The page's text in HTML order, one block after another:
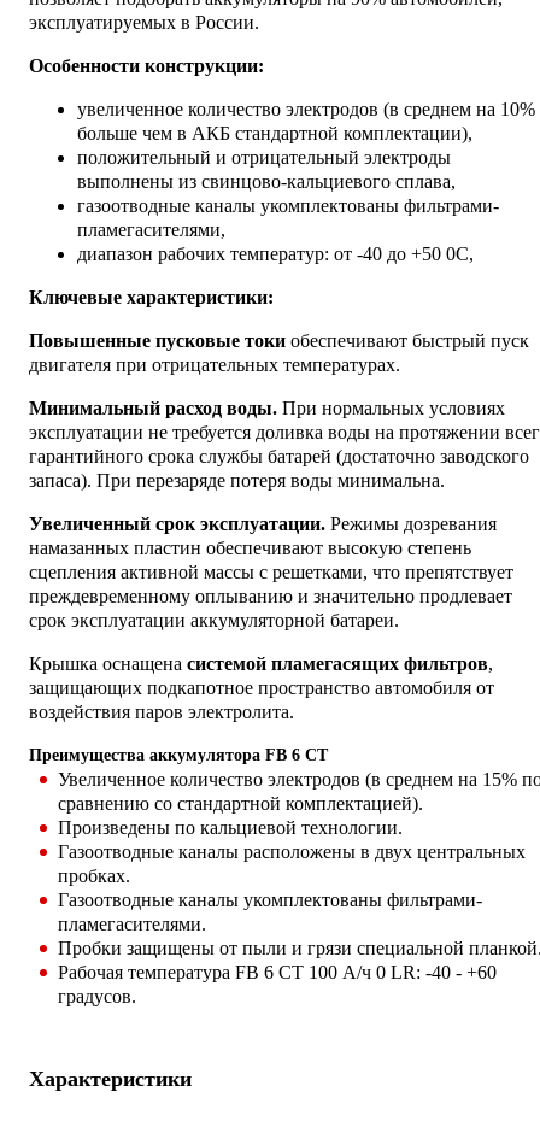
эксплуатируемых в России.
Особенности конструкции:
увеличенное количество электродов (в среднем на 10%
больше чем в АКБ стандартной комплектации),
положительный и отрицательный электроды
выполнены из свинцово-кальциевого сплава,
газоотводные каналы укомплектованы фильтрами-
пламегасителями,
диапазон рабочих температур: от -40 до +50 0С,
Ключевые характеристики:
Повышенные пусковые токи обеспечивают быстрый пуск
двигателя при отрицательных температурах.
Минимальный расход воды. При нормальных условиях
эксплуатации не требуется доливка воды на протяжении
гарантийного срока службы батарей (достаточно заводского
запаса). При перезаряде потеря воды минимальна.
Увеличенный срок эксплуатации. Режимы дозревания
намазанных пластин обеспечивают высокую степень
сцепления активной массы с решетками, что препятствует
преждевременному оплыванию и значительно продлевает
срок эксплуатации аккумуляторной батареи.
Крышка оснащена системой пламегасящих фильтров,
защищающих подкапотное пространство автомобиля от
воздействия паров электролита.
Преимущества аккумулятора FB 6 СТ
Увеличенное количество электродов (в среднем на 15%
сравнению со стандартной комплектацией).
Произведены по кальциевой технологии.
Газоотводные каналы расположены в двух центральных
пробках.
Газоотводные каналы укомплектованы фильтрами-
пламегасителями.
Пробки защищены от пыли и грязи специальной
Рабочая температура FB 6 СТ 100 А/ч 0 LR: -40 - +60
градусов.
Характеристики